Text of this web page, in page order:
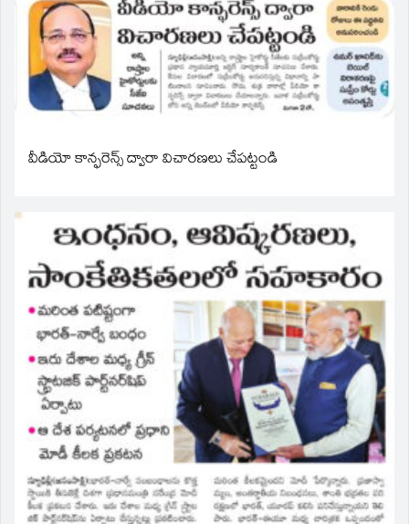
వీడియో కాన్ఫరెన్స్ ద్వారా విచారణలు చేపట్టండి